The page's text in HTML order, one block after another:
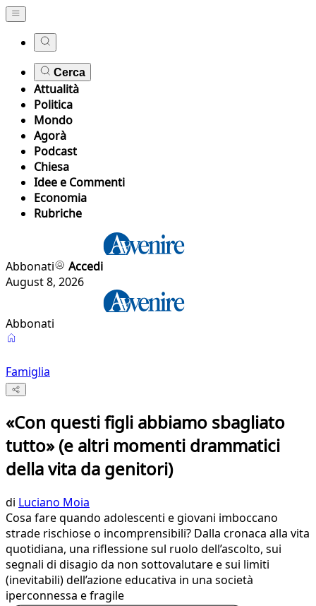
Cerca
Attualità
Politica
Mondo
Agorà
Podcast
Chiesa
Idee e Commenti
Economia
Rubriche
Abbonati
Accedi
August 8, 2026
Abbonati
Famiglia
«Con questi figli abbiamo sbagliato
tutto» (e altri momenti drammatici
della vita da genitori)
di Luciano Moia
Cosa fare quando adolescenti e giovani imboccano
strade rischiose o incomprensibili? Dalla cronaca alla vita
quotidiana, una riflessione sul ruolo dell’ascolto, sui
segnali di disagio da non sottovalutare e sui limiti
(inevitabili) dell’azione educativa in una società
iperconnessa e fragile